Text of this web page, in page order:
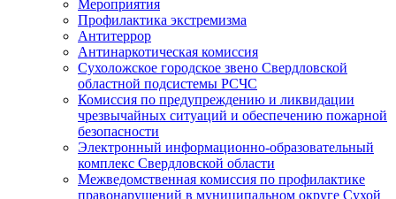
Мероприятия
Профилактика экстремизма
Антитеррор
Антинаркотическая комиссия
Сухоложское городское звено Свердловской
областной подсистемы РСЧС
Комиссия по предупреждению и ликвидации
чрезвычайных ситуаций и обеспечению пожарной
безопасности
Электронный информационно-образовательный
комплекс Cвердловской области
Межведомственная комиссия по профилактике
правонарушений в муниципальном округе Сухой